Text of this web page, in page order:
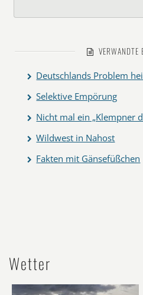
VERWANDTE
Deutschlands Problem
Selektive Empörung
Nicht mal ein „Klempner
Wildwest in Nahost
Fakten mit Gänsefüßchen
Wetter